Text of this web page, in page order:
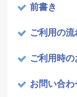
前書き
ご利用の流
ご利用時
お問い合わ